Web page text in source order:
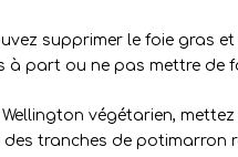
supprimer le foie gras
à part ou ne pas mettre de
Wellington végétarien,
des tranches de potimarron